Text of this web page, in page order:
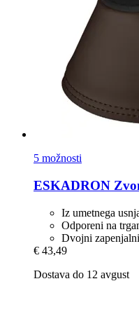
5 možnosti
ESKADRON
Iz umetnega
Odporeni na
Dvojni
€ 43,49
Dostava do 12 avgust